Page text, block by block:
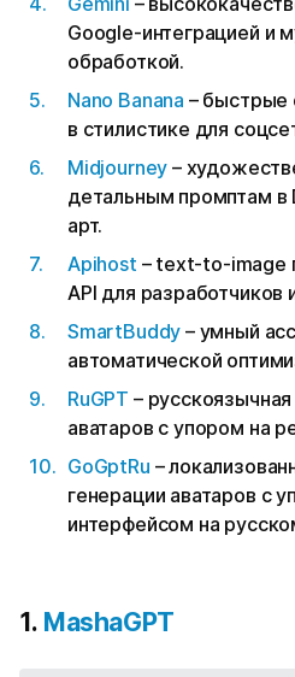
Google-интеграцией и
обработкой.
Nano Banana – быстрые
в стилистике для
Midjourney –
детальным промптам в
арт.
Apihost – text-to-image
API для разработчиков
SmartBuddy – умный
автоматической
RuGPT –
аватаров с упором на
GoGptRu –
генерации аватаров с
интерфейсом на
1. MashaGPT